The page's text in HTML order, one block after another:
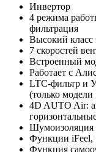
Инвертор
4 режима
фильтрация
Высокий класс
7 скоростей
Встроенный
Работает с
LTC-фильтр и
(только
4D AUTO Air:
Шумоизоляция
Функции iFeel,
Функция